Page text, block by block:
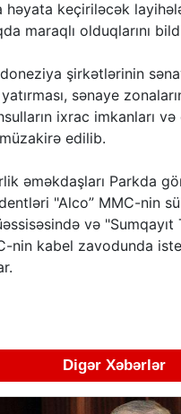
həyata keçiriləcək
maraqlı olduqlarını
şirkətlərinin
sənaye
ixrac imkanları
edilib.
əməkdaşları Parkda
"Alco” MMC-nin
və
nin kabel zavodunda
Digər Xəbərlər